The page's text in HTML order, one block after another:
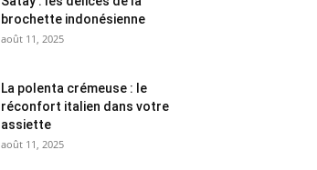
brochette indonésienne
août 11, 2025
La polenta crémeuse : le
réconfort italien dans votre
assiette
août 11, 2025